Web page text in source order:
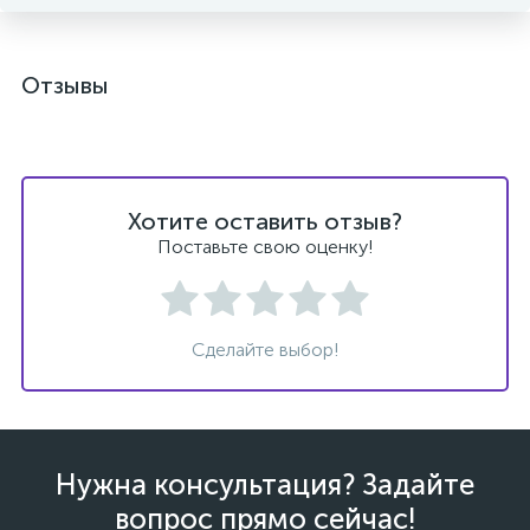
Отзывы
Хотите оставить отзыв?
Поставьте свою оценку!
Сделайте выбор!
Нужна консультация? Задайте
вопрос прямо сейчас!